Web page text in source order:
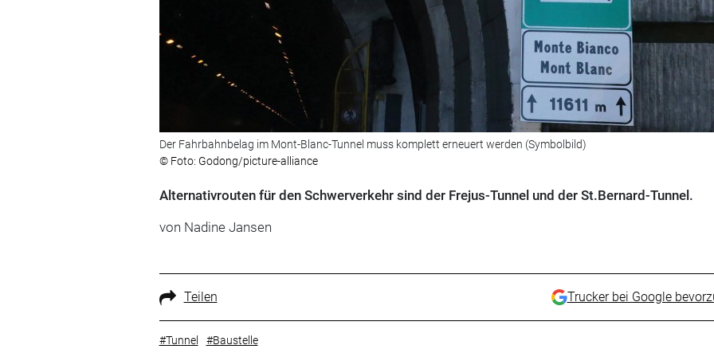
Der Fahrbahnbelag im Mont-Blanc-Tunnel muss komplett erneuert werden (Symbolbild)
© Foto: Godong/picture-alliance
Alternativrouten für den Schwerverkehr sind der Frejus-Tunnel und der St.Bernard-Tunnel.
von Nadine Jansen
Teilen Trucker bei Google
#Tunnel #Baustelle